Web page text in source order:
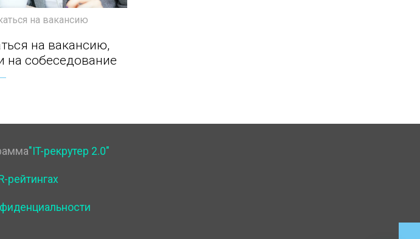
на вакансию, чтобы
на собеседование
на вакансию
на вакансию,
на собеседование
"IT-рекрутер 2.0"
рейтингах